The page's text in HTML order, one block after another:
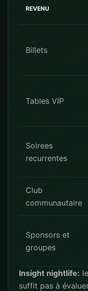
REVENU
Billets
Tables VIP
Soirees
recurrentes
Club
communautaire
Sponsors et
groupes
Insight nightlife:
suffit pas à